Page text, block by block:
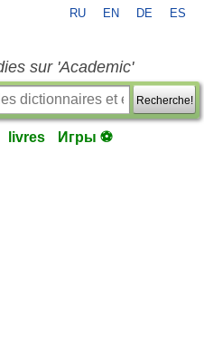
RU EN DE ES
sur 'Academic'
Recherche!
livres Игры ⚽